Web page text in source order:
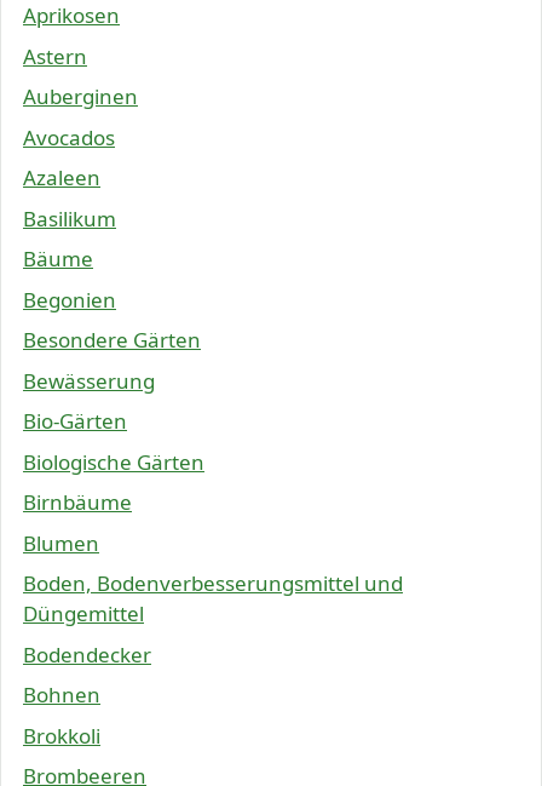
Aprikosen
Astern
Auberginen
Avocados
Azaleen
Basilikum
Bäume
Begonien
Besondere Gärten
Bewässerung
Bio-Gärten
Biologische Gärten
Birnbäume
Blumen
Boden, Bodenverbesserungsmittel und
Düngemittel
Bodendecker
Bohnen
Brokkoli
Brombeeren